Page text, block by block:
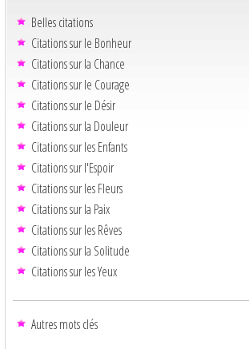
Belles citations
Citations sur le Bonheur
Citations sur la Chance
Citations sur le Courage
Citations sur le Désir
Citations sur la Douleur
Citations sur les Enfants
Citations sur l'Espoir
Citations sur les Fleurs
Citations sur la Paix
Citations sur les Rêves
Citations sur la Solitude
Citations sur les Yeux
Autres mots clés